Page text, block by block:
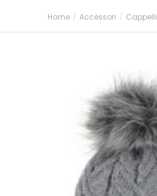
Tu sei qui:
Home Accessori Cappelli